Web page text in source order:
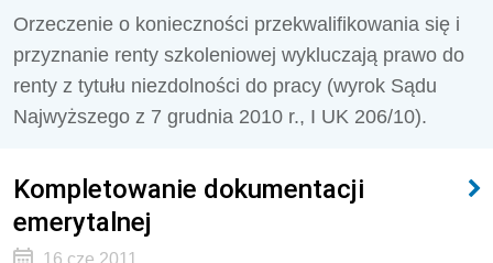
Orzeczenie o konieczności przekwalifikowania się i
przyznanie renty szkoleniowej wykluczają prawo do
renty z tytułu niezdolności do pracy (wyrok Sądu
Najwyższego z 7 grudnia 2010 r., I UK 206/10).
Kompletowanie dokumentacji
emerytalnej
16 cze 2011